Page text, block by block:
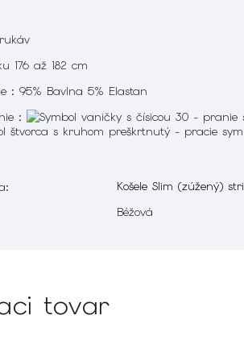
176 až 182 cm
: 95% Bavlna 5% Elastan
:
:
Košele Slim (zúžený)
Béžová
tovar